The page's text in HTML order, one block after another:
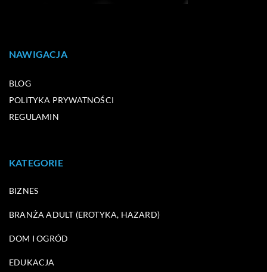
NAWIGACJA
BLOG
POLITYKA PRYWATNOŚCI
REGULAMIN
KATEGORIE
BIZNES
BRANŻA ADULT (EROTYKA, HAZARD)
DOM I OGRÓD
EDUKACJA